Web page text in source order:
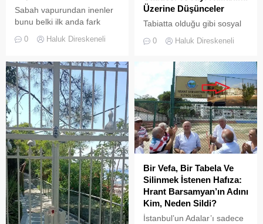
Sabah vapurundan inenler
bunu belki ilk anda fark
Büyükada’yı elli, altmış yıldır
ve adımları değişti
0 Haluk Direskeneli
Üzerine Düşünceler
Tabiatta olduğu gibi sosyal
süre karşılıksız kalmaz;
süre sonra yeni biçimlerle
doldurulmaya adaydır.
0 Haluk Direskeneli
Bir Vefa, Bir Tabela Ve
Silinmek İstenen Hafıza:
Hrant Barsamyan’ın Adını
Kim, Neden Sildi?
İstanbul’un Adalar’ı sadece